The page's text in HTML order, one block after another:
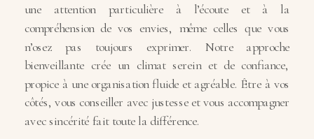
une attention particulière à l’écoute et à la
compréhension de vos envies, même celles que vous
n’osez pas toujours exprimer. Notre approche
bienveillante crée un climat serein et de confiance,
propice à une organisation fluide et agréable. Être à vos
côtés, vous conseiller avec justesse et vous accompagner
avec sincérité fait toute la différence.